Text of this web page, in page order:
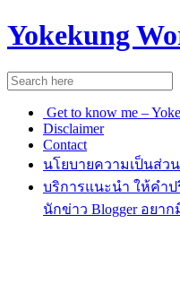
Yokekung
Get to know me –
Disclaimer
Contact
นโยบายความเป็นส่ว
บริการแนะนำ ให้คำ
นักข่าว Blogger อยาก